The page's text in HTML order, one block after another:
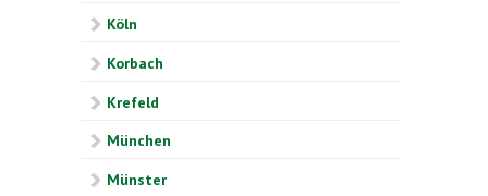
Köln
Korbach
Krefeld
München
Münster